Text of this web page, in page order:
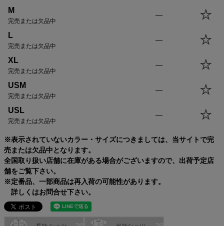
M
完売または欠品中
—
L
完売または欠品中
—
XL
完売または欠品中
—
USM
完売または欠品中
—
USL
完売または欠品中
—
※表示されていないカラー・サイズにつきましては、当サイトで完
売または欠品中となります。
全国取り扱い店舗に在庫がある場合がございますので、出荷予定店
舗をご覧下さい。
※定番品、一部商品は再入荷の可能性があります。
詳しくはお問合せ下さい。